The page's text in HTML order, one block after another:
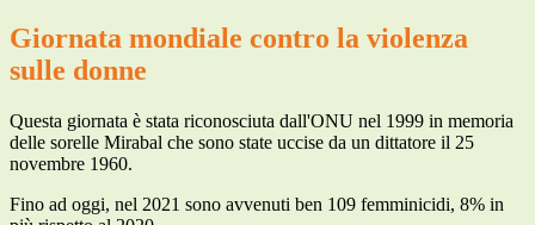
Giornata mondiale contro la violenza
sulle donne
Questa giornata è stata riconosciuta dall'ONU nel 1999 in memoria
delle sorelle Mirabal che sono state uccise da un dittatore il 25
novembre 1960.
Fino ad oggi, nel 2021 sono avvenuti ben 109 femminicidi, 8% in